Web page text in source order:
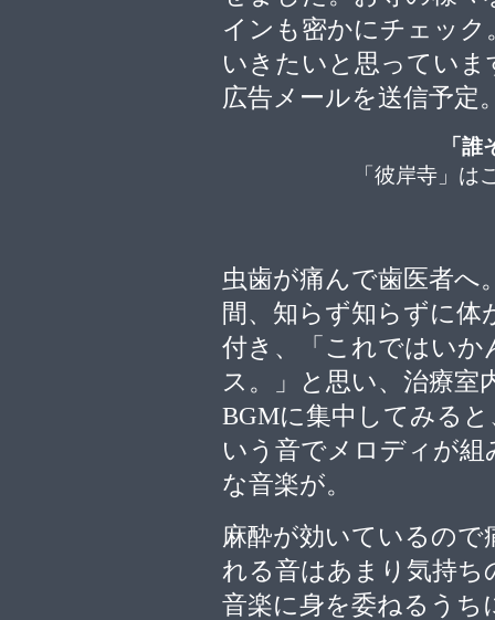
インも密かにチェッ
いきたいと思っていま
広告メールを送信予定
「
「彼岸寺」
虫歯が痛んで歯医者
間、知らず知らずに
付き、「これではい
ス。」と思い、治療室
BGMに集中してみる
いう音でメロディが
な音楽が。
麻酔が効いているの
れる音はあまり気持
音楽に身を委ねるうち